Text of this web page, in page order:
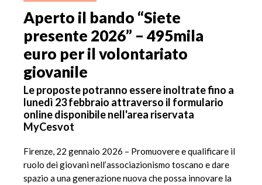
Aperto il bando “Siete
presente 2026” – 495mila
euro per il volontariato
giovanile
Le proposte potranno essere inoltrate fino a
lunedì 23 febbraio attraverso il formulario
online disponibile nell'area riservata
MyCesvot
Firenze, 22 gennaio 2026 – Promuovere e qualificare il
ruolo dei giovani nell’associazionismo toscano e dare
spazio a una generazione nuova che possa innovare la